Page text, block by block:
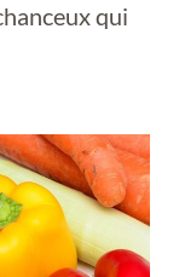
qui